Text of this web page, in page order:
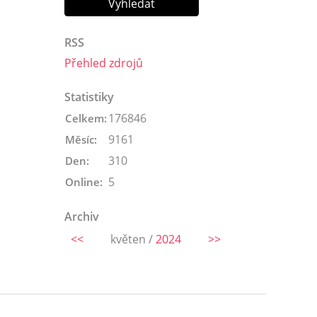
RSS
Přehled zdrojů
Statistiky
Online: 5
Celkem: 176846
Měsíc: 9161
Den: 310
Archiv
<<
květen /2024 >>